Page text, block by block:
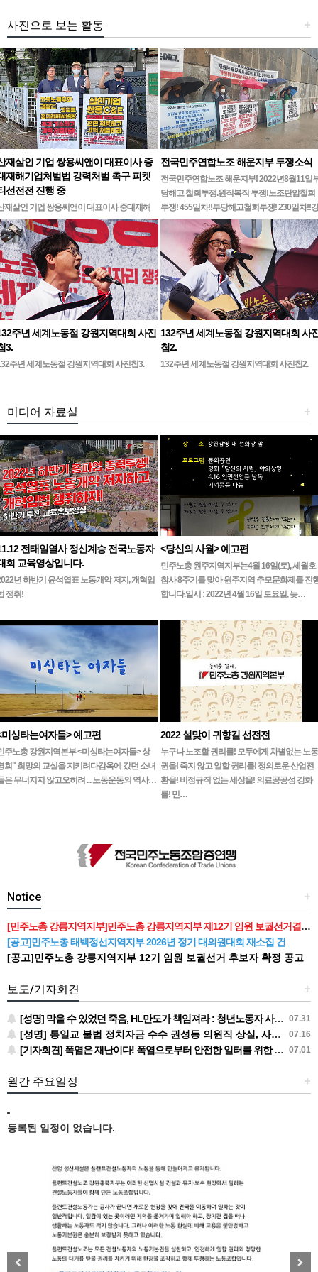
+
사진으로 보는 활동
재살인 기업 쌍용씨앤이 대표이사 중
재해기업처벌법 강력처벌 촉구 피켓
선전전 진행 중
재살인 기업 쌍용씨앤이 대표이사 중대재해
업처벌법 강력처벌 촉구민주노총 강원지역본
무기한 피켓시위 14일차고용노동부 강원지
앞 1인시위 진…
전국민주연합노조 해운지부 투쟁소식
전국민주연합노조 해운지부! 2022년8월11일
당해고 철회투쟁.원직복직 투쟁!노조탄압철회
투쟁! 455일차!!부당해고철회투쟁! 230일차!!강
릉ㆍ…
주년 세계노동절 강원지역대회 사진
3.
주년 세계노동절 강원지역대회 사진첩3.
132주년 세계노동절 강원지역대회 사
첩2.
132주년 세계노동절 강원지역대회 사진첩2.
+
미디어 자료실
전태일열사 정신계승 전국노동자
회 교육영상입니다.
년 하반기 윤석열표 노동개악 저지, 개혁입
쟁취!
<당신의 사월> 예고편
민주노총 원주지역지부는4월 16일(토), 세월호
참사 8주기를 맞아 원주지역 추모문화제를 진
합니다.일시 : 2022년 4월 16일 토요일, 늦…
미싱타는여자들> 예고편
주노총 강원지역본부 <미싱타는여자들> 상
회" 희망의 교실을 지키려다감옥에 갔던 소녀
은 무너지지 않고오히려 ... 노동운동의 역사…
2022 설맞이 귀향길 선전전
누구나 노조할 권리를! 모두에게 차별없는 노동
권을! 죽지 않고 일할 권리를! 정의로운 산업전
환을! 비정규직 없는 세상을! 의료공공성 강화
를! 민…
+
Notice
[민주노총 강릉지역지부]민주노총 강릉지역지부 제12기 임원 보궐선거결과 공고
[공고]민주노총 태백정선지역지부 2026년 정기 대의원대회 재소집 건
[공고]민주노총 강릉지역지부 12기 임원 보궐선거 후보자 확정 공고
+
보도/기자회견
07.31
[성명] 막을 수 있었던 죽음, HL만도가 책임져라 : 청년노동자 사망사고의 철저한 진상규명과 재발방지 대책 마련하라
07.16
[성명] 통일교 불법 정치자금 수수 권성동 의원직 상실, 사필귀정이다
07.01
[기자회견] 폭염은 재난이다! 폭염으로부터 안전한 일터를 위한 민주노총 강원지역본부 폭염감시단 선포 기자회견
+
월간 주요일정
등록된 일정이 없습니다.